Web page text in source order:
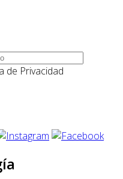
de Privacidad